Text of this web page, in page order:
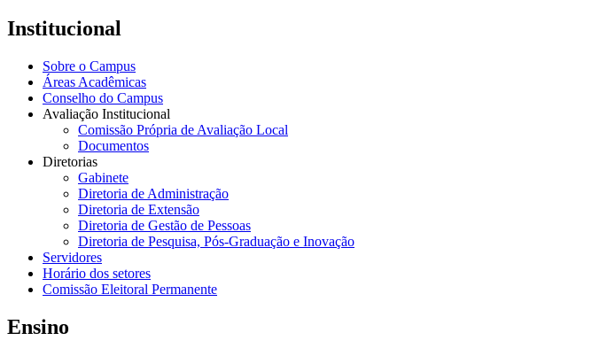
Institucional
Sobre o Campus
Áreas Acadêmicas
Conselho do Campus
Avaliação Institucional
Comissão Própria de Avaliação Local
Documentos
Diretorias
Gabinete
Diretoria de Administração
Diretoria de Extensão
Diretoria de Gestão de Pessoas
Diretoria de Pesquisa, Pós-Graduação e Inovação
Servidores
Horário dos setores
Comissão Eleitoral Permanente
Ensino